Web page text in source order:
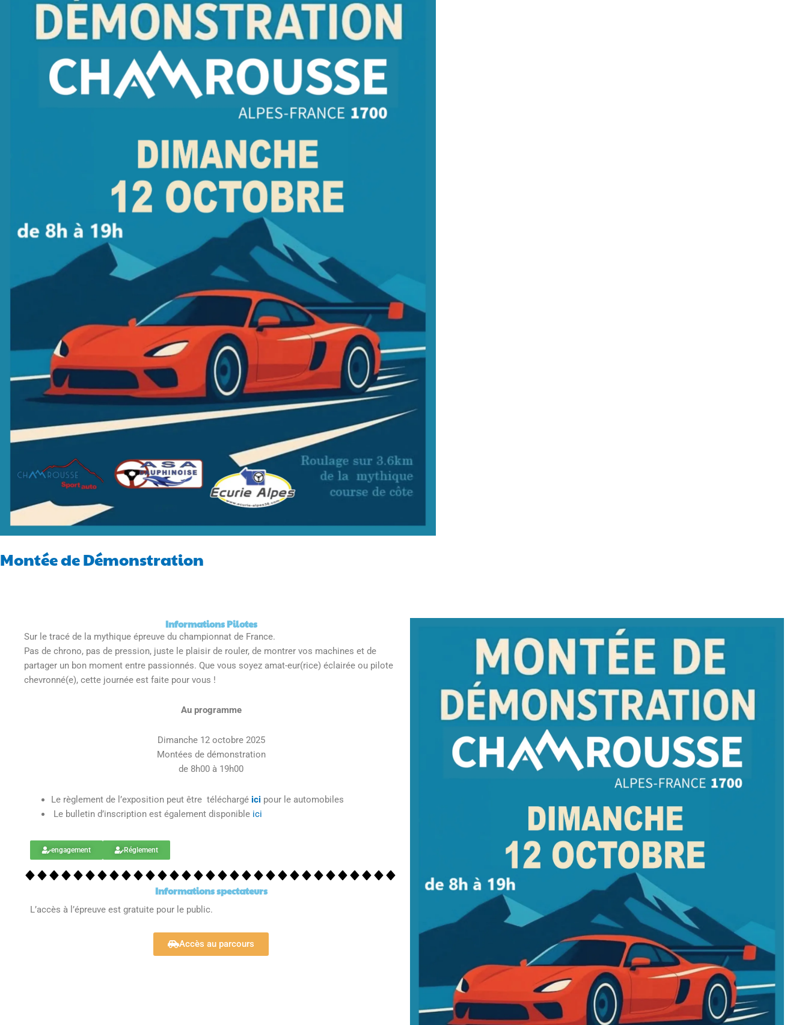
Montée de Démonstration
Informations Pilotes
Sur le tracé de la mythique épreuve du championnat de France.
Pas de chrono, pas de pression, juste le plaisir de rouler, de montrer vos machines et de
partager un bon moment entre passionnés. Que vous soyez amat-eur(rice) éclairée ou pilote
chevronné(e), cette journée est faite pour vous !
Au programme
Dimanche 12 octobre 2025
Montées de démonstration
de 8h00 à 19h00
Le règlement de l’exposition peut être téléchargé ici pour le automobiles
Le bulletin d’inscription est également disponible ici
engagement Réglement
Informations spectateurs
L’accès à l’épreuve est gratuite pour le public.
Accès au parcours